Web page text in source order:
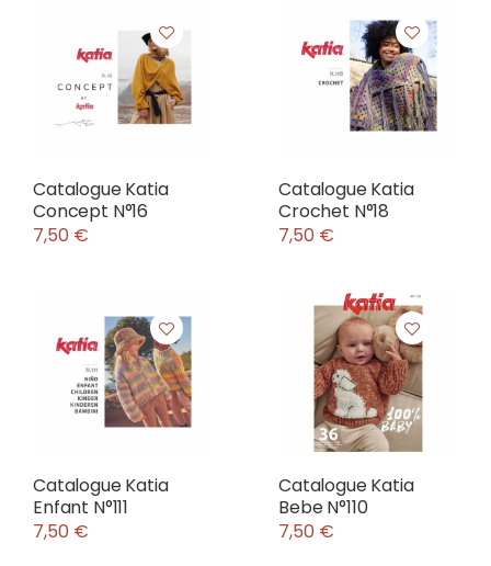
Catalogue Katia
Concept N°16
7,50 €
Catalogue Katia
Crochet N°18
7,50 €
Catalogue Katia
Enfant N°111
7,50 €
Catalogue Katia
Bebe N°110
7,50 €